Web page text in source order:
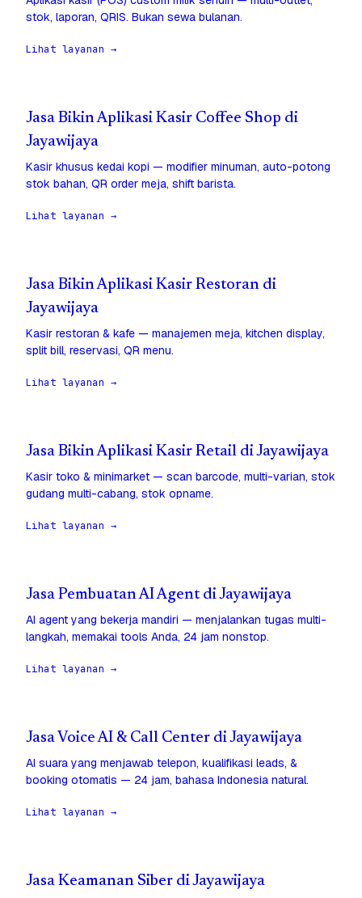
stok, laporan, QRIS. Bukan sewa bulanan.
Lihat layanan →
Jasa Bikin Aplikasi Kasir Coffee Shop di
Jayawijaya
Kasir khusus kedai kopi — modifier minuman, auto-potong
stok bahan, QR order meja, shift barista.
Lihat layanan →
Jasa Bikin Aplikasi Kasir Restoran di
Jayawijaya
Kasir restoran & kafe — manajemen meja, kitchen display,
split bill, reservasi, QR menu.
Lihat layanan →
Jasa Bikin Aplikasi Kasir Retail di Jayawijaya
Kasir toko & minimarket — scan barcode, multi-varian, stok
gudang multi-cabang, stok opname.
Lihat layanan →
Jasa Pembuatan AI Agent di Jayawijaya
AI agent yang bekerja mandiri — menjalankan tugas multi-
langkah, memakai tools Anda, 24 jam nonstop.
Lihat layanan →
Jasa Voice AI & Call Center di Jayawijaya
AI suara yang menjawab telepon, kualifikasi leads, &
booking otomatis — 24 jam, bahasa Indonesia natural.
Lihat layanan →
Jasa Keamanan Siber di Jayawijaya